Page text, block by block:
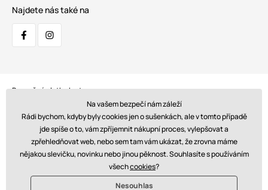
Najdete nás také na
Bezpečná platba kartou:
Doprava:
Na vašem bezpečí nám záleží
Rádi bychom, kdyby byly cookies jen o sušenkách, ale v tomto případě
jde spíše o to, vám zpříjemnit nákupní proces, vylepšovat a
zpřehledňovat web, nebo sem tam vám ukázat, že zrovna máme
nějakou slevičku, novinku nebo jinou pěknost. Souhlasíte s používáním
všechcookies?
Nesouhlas